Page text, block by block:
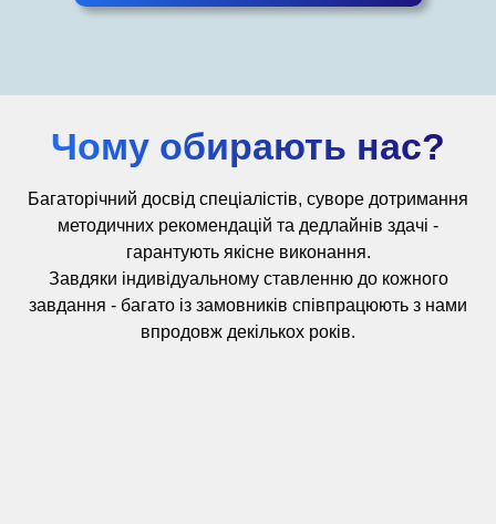
Чому обирають нас?
Багаторічний досвід спеціалістів, суворе дотримання
методичних рекомендацій та дедлайнів здачі -
гарантують якісне виконання.
Завдяки індивідуальному ставленню до кожного
завдання - багато із замовників співпрацюють з нами
впродовж декількох років.